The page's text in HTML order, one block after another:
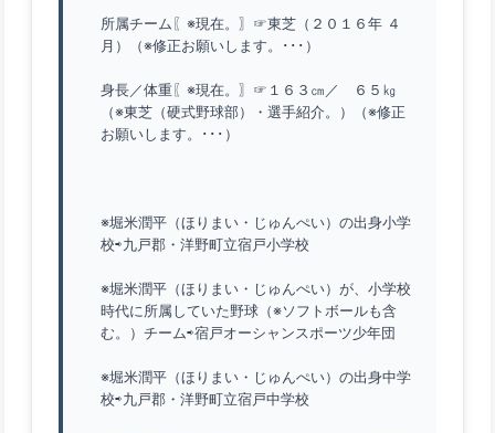
所属チーム〖※現在。〗☞東芝（２０１６年 ４
月）（※修正お願いします。･･･）
身長／体重〖※現在。〗☞１６３㎝／ ６５㎏
（※東芝（硬式野球部）・選手紹介。）（※修正
お願いします。･･･）
※堀米潤平（ほりまい・じゅんぺい）の出身小学
校⇨九戸郡・洋野町立宿戸小学校
※堀米潤平（ほりまい・じゅんぺい）が、小学校
時代に所属していた野球（※ソフトボールも含
む。）チーム⇨宿戸オーシャンスポーツ少年団
※堀米潤平（ほりまい・じゅんぺい）の出身中学
校⇨九戸郡・洋野町立宿戸中学校